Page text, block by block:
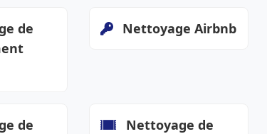
de
Nettoyage Airbnb
de
Nettoyage de